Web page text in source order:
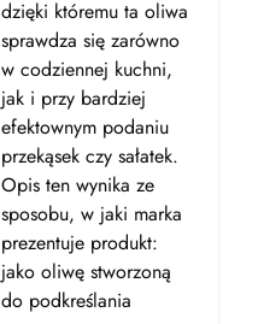
dzięki któremu ta oliwa
sprawdza się zarówno
w codziennej kuchni,
jak i przy bardziej
efektownym podaniu
przekąsek czy sałatek.
Opis ten wynika ze
sposobu, w jaki marka
prezentuje produkt:
jako oliwę stworzoną
do podkreślania